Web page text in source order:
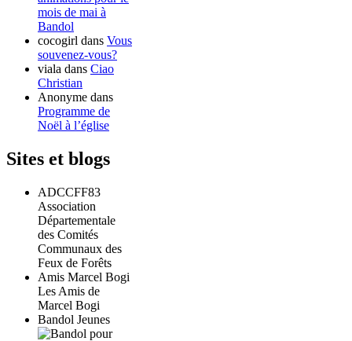
mois de mai à
Bandol
cocogirl dans Vous
souvenez-vous?
viala dans Ciao
Christian
Anonyme dans
Programme de
Noël à l’église
Sites et blogs
ADCCFF83
Association
Départementale
des Comités
Communaux des
Feux de Forêts
Amis Marcel Bogi
Les Amis de
Marcel Bogi
Bandol Jeunes